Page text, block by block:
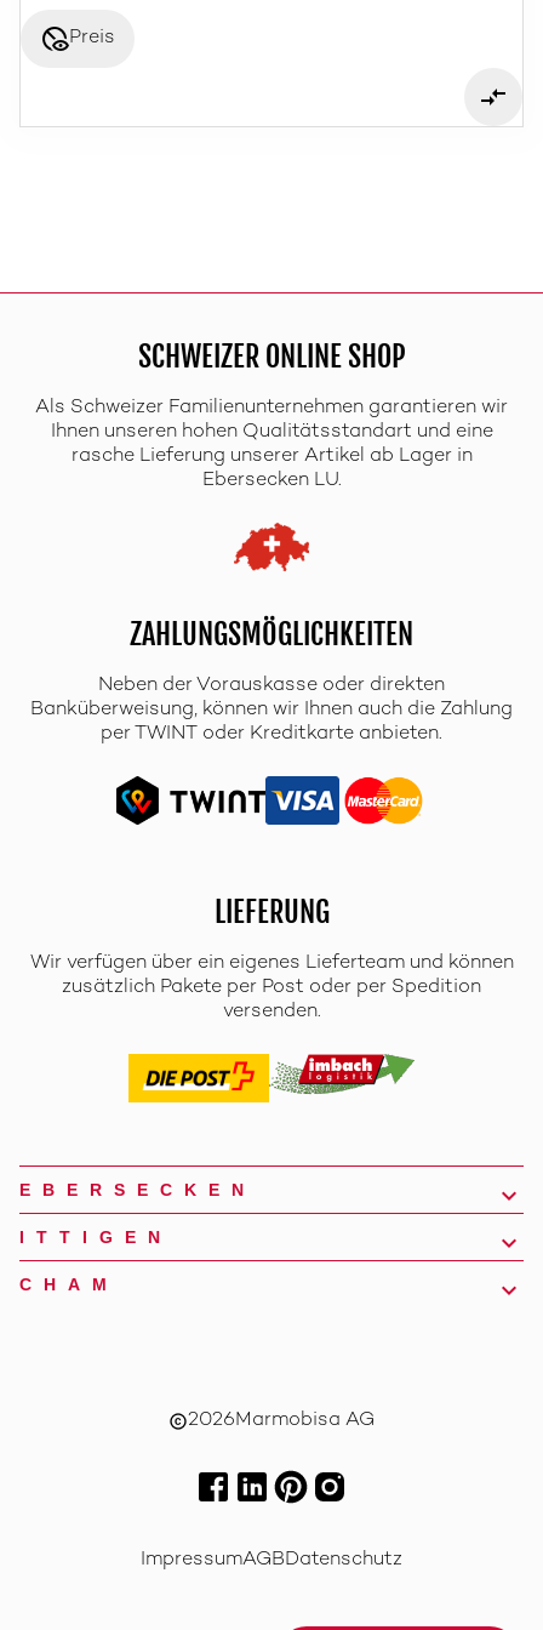
disabled_visiblePreis
SCHWEIZER ONLINE SHOP
Als Schweizer Familienunternehmen garantieren wir
Ihnen unseren hohen Qualitätsstandart und eine
rasche Lieferung unserer Artikel ab Lager in
Ebersecken LU.
ZAHLUNGSMÖGLICHKEITEN
Neben der Vorauskasse oder direkten
Banküberweisung, können wir Ihnen auch die Zahlung
per TWINT oder Kreditkarte anbieten.
LIEFERUNG
Wir verfügen über ein eigenes Lieferteam und können
zusätzlich Pakete per Post oder per Spedition
versenden.
EBERSECKEN
ITTIGEN
CHAM
copyright2026Marmobisa AG
ImpressumAGBDatenschutz